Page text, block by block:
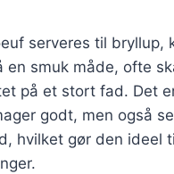
serveres til bryllup,
en smuk måde, ofte
på et stort fad. Det
godt, men også
hvilket gør den ideel